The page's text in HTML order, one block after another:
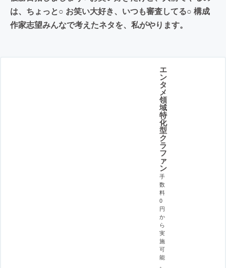
は、ちょっと○ お笑い大好き、いつも審査してる○ 構成
作家志望みんなで考えたネタを、私がやります。
エ
ン
タ
メ
領
域
特
化
型
ク
ラ
フ
ァ
ン
手
数
料
0
円
か
ら
実
施
可
能